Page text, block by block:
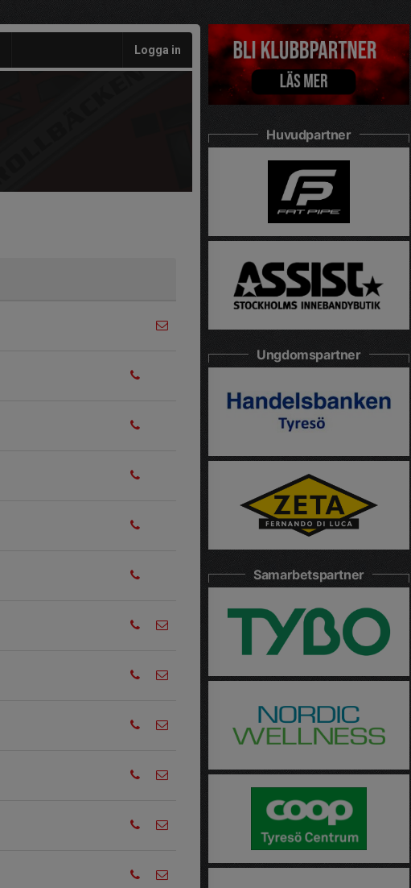
Logga in
Huvudpartner
Ungdomspartner
Samarbetspartner